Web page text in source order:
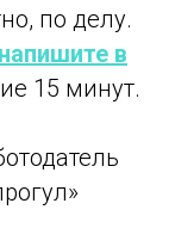
по делу.
напишите в
15 минут.